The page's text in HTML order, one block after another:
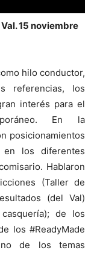
15 noviembre
hilo conductor,
referencias, los
interés para el
En la
posicionamientos
en los diferentes
Hablaron
(Taller de
(del Val)
de los
los #ReadyMade
de los temas